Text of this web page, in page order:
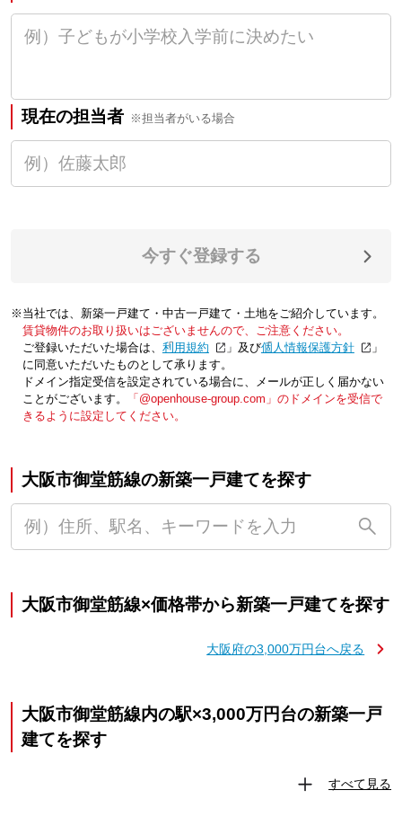
現在の担当者 ※担当者がいる場合
今すぐ登録する
※当社では、新築一戸建て・中古一戸建て・土地をご紹介しています。
賃貸物件のお取り扱いはございませんので、ご注意ください。
ご登録いただいた場合は、「利用規約 」及び「個人情報保護方針
」
に同意いただいたものとして承ります。
ドメイン指定受信を設定されている場合に、メールが正しく届かない
ことがございます。
「@openhouse-group.com」のドメインを受信で
きるように設定してください。
大阪市御堂筋線の新築一戸建てを探す
大阪市御堂筋線×価格帯から新築一戸建てを探す
大阪府の3,000万円台へ戻る
大阪市御堂筋線内の駅×3,000万円台の新築一戸
建てを探す
すべて見る